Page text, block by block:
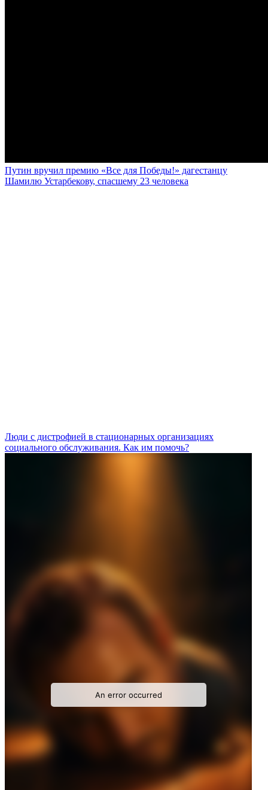
Путин вручил премию «Все для Победы!» дагестанцу
Шамилю Устарбекову, спасшему 23 человека
Люди с дистрофией в стационарных организациях
социального обслуживания. Как им помочь?